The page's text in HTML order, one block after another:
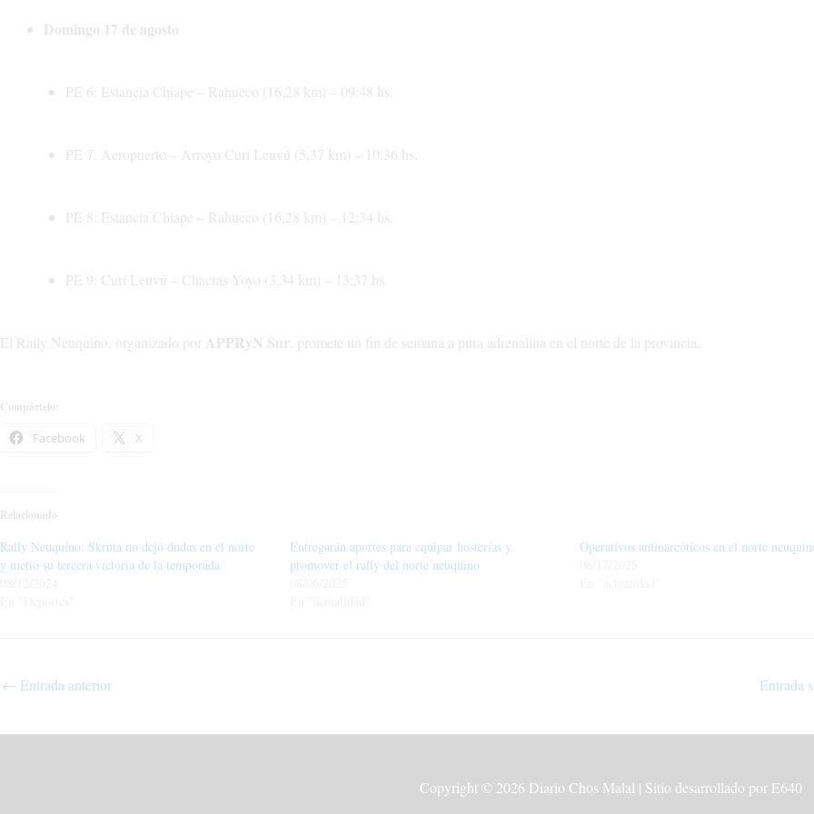
Domingo 17 de agosto
PE 6: Estancia Chiape – Rahueco (16,28 km) – 09:48 hs.
PE 7: Aeropuerto – Arroyo Curí Leuvú (5,37 km) – 10:36 hs.
PE 8: Estancia Chiape – Rahueco (16,28 km) – 12:34 hs.
PE 9: Curí Leuvú – Chacras Yoyo (3,34 km) – 13:37 hs.
El Rally Neuquino, organizado por APPRyN Sur , promete un fin de semana a pura adrenalina en el norte de la provincia.
Compártelo:
Facebook X
Relacionado
Rally Neuquino: Skruta no dejó dudas en el norte
y metió su tercera victoria de la temporada
Entregarán aportes para equipar hosterías y
promover el rally del norte neuquino
Operativos antinarcóticos en el norte
← Entrada anterior Entrada
Copyright © 2026 Diario Chos Malal | Sitio desarrollado por E640